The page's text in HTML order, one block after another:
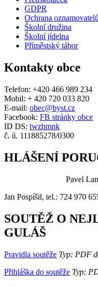
GDPR
Ochrana
Školní družina
Školní jídelna
Příměstský tábor
Kontakty obce
Telefon: +420 466 989 234
Mobil: + 420 720 033 820
E-mail: obec@byst.cz
Facebook: FB stránky obce
ID DS: twzbmnk
č. ú. 111885278/0300
HLÁŠENÍ
Pavel
Jan Pospíšil, tel.: 724 970
SOUTĚŽ O
GULÁŠ
Pravidla soutěže Typ: PDF
Přihláška do soutěže Typ: